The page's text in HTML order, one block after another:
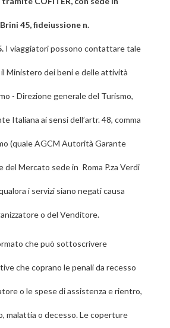
45, fideiussione n.
I viaggiatori possono contattare tale
il Ministero dei beni e delle attività
- Direzione generale del Turismo,
Italiana ai sensi dell’artr. 48, comma
(quale AGCM Autorità Garante
del Mercato sede in Roma P.za Verdi
i servizi siano negati causa
o del Venditore.
che può sottoscrivere
che coprano le penali da recesso
o le spese di assistenza e rientro,
malattia o decesso. Le coperture